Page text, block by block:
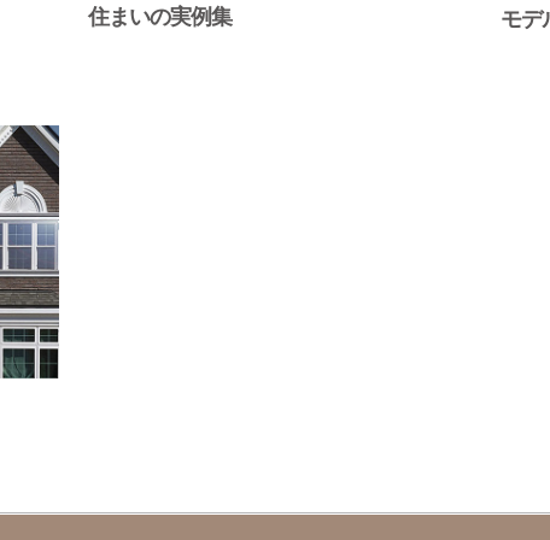
住まいの実例集 モデ